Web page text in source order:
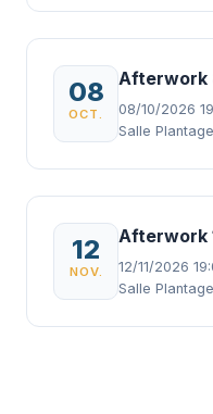
08
OCT.
Afterwork
08/10/2026
Salle
12
NOV.
Afterwork
12/11/2026
Salle